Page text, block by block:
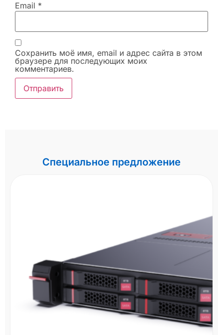
Email *
Сохранить моё имя, email и адрес сайта в этом
браузере для последующих моих
комментариев.
Специальное предложение